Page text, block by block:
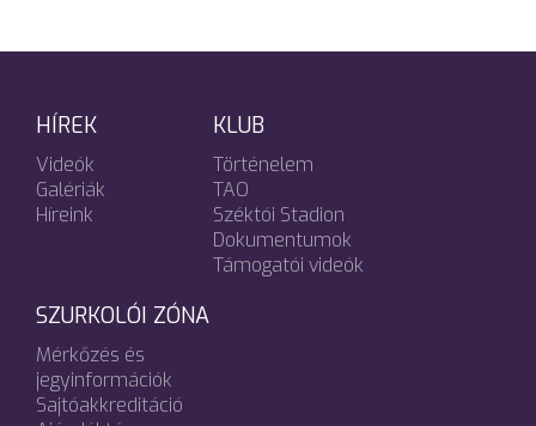
HÍREK
Videók
Galériák
Híreink
KLUB
Történelem
TAO
Széktói Stadion
Dokumentumok
Támogatói videók
SZURKOLÓI ZÓNA
Mérkőzés és
jegyinformációk
Sajtóakkreditáció